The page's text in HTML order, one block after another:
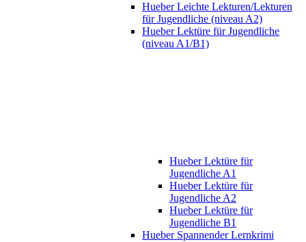
Hueber Leichte Lekturen/Lekturen
für Jugendliche (niveau A2)
Hueber Lektüre für Jugendliche
(niveau A1/B1)
Hueber Lektüre für
Jugendliche A1
Hueber Lektüre für
Jugendliche A2
Hueber Lektüre für
Jugendliche B1
Hueber Spannender Lernkrimi